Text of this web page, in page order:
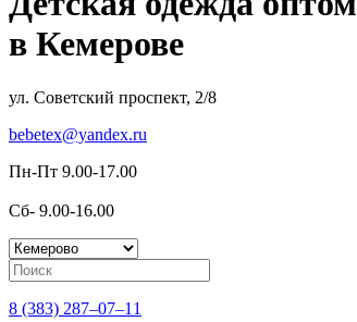
в Кемерове
ул. Советский проспект, 2/8
bebetex@yandex.ru
Пн-Пт 9.00-17.00
Сб- 9.00-16.00
8 (383) 287–07–11